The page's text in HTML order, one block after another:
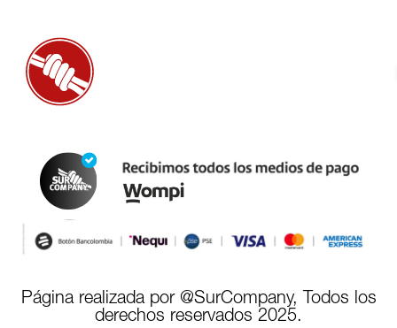
Página realizada por @SurCompany, Todos los
derechos reservados 2025.